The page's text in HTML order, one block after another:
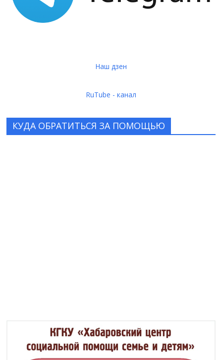
Наш дзен
RuTube - канал
КУДА ОБРАТИТЬСЯ ЗА ПОМОЩЬЮ